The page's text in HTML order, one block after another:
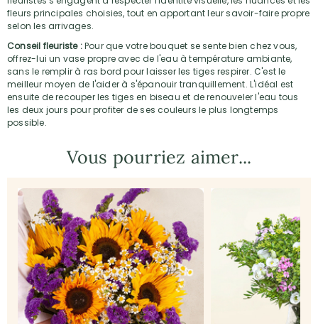
fleurs principales choisies, tout en apportant leur savoir-faire propre
selon les arrivages.
Conseil fleuriste :Pour que votre bouquet se sente bien chez vous,
offrez-lui un vase propre avec de l'eau à température ambiante,
sans le remplir à ras bord pour laisser les tiges respirer. C'est le
meilleur moyen de l'aider à s'épanouir tranquillement. L'idéal est
ensuite de recouper les tiges en biseau et de renouveler l'eau tous
les deux jours pour profiter de ses couleurs le plus longtemps
possible.
Vous pourriez aimer...